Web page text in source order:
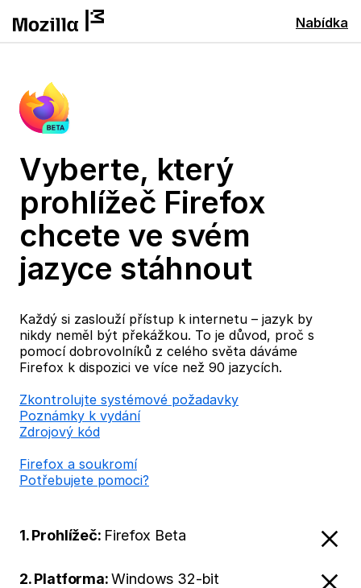
Nabídka
Vyberte, který
prohlížeč Firefox
chcete ve svém
jazyce stáhnout
Každý si zaslouží přístup k internetu – jazyk by
nikdy neměl být překážkou. To je důvod, proč s
pomocí dobrovolníků z celého světa dáváme
Firefox k dispozici ve více než 90 jazycích.
Zkontrolujte systémové požadavky
Poznámky k vydání
Zdrojový kód
Firefox a soukromí
Potřebujete pomoci?
1. Prohlížeč: Firefox Beta
2. Platforma:Windows 32-bit